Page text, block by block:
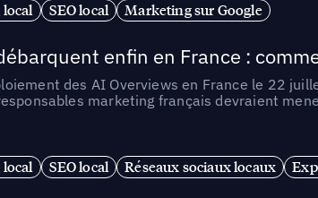
SEO local Marketing sur Google
enfin en France :
des AI Overviews en France le 22
marketing français devraient
SEO local Réseaux sociaux locaux